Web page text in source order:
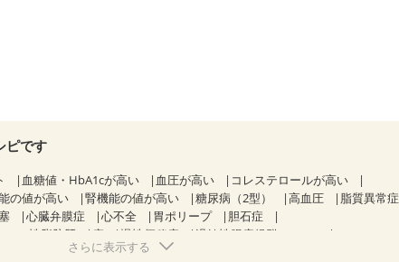
ピです
血糖値・HbA1cが高い 血圧が高い
コレステロールが高い
の値が高い 腎機能の値が高い 糖尿病（2型） 高血圧
脂質異常症
心臓弁膜症 心不全 胃ポリープ
胆石症
ール性脂肪肝 痔 慢性便秘症
過敏性腸症候群（IBS）
糖尿病性腎症（第２期）
さらに表示する